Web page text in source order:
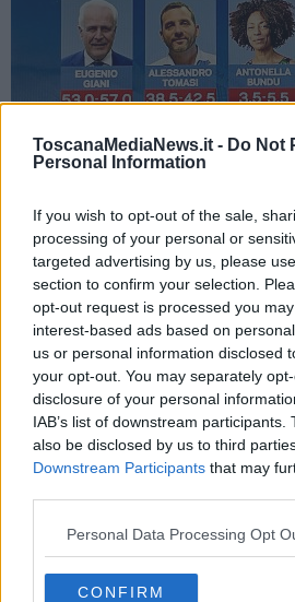
ToscanaMediaNews.it - Do Not
Personal Information
If you wish to opt-out of the sale,
processing of your personal or
targeted advertising by us, please
section to confirm your selection.
opt-out request is processed you
interest-based ads based on
us or personal information disclosed
your opt-out. You may separately
disclosure of your personal
IAB’s list of downstream
also be disclosed by us to third
Downstream Participants that may
Personal Data Processing Opt
CONFIRM
Primo istant poll SWG per La 7 alla
TOSCANA —Alla chiusura delle urne, il
da SWG per La 7 ha assegnato al
Eugenio Giani una forchetta di
candidato del centrodestra Alessandro
42,5% dei voti.
Il governatore uscente, sostenuto dalle
Democratico, Eugenio Giani Presidente
Verdi e Sinistra, Movimento 5 Stelle,
vantaggio su Tomasi, appoggiato da
Udc-Tomasi presidente, Lega Toscana
Lista civica Tomasi presidente, Noi